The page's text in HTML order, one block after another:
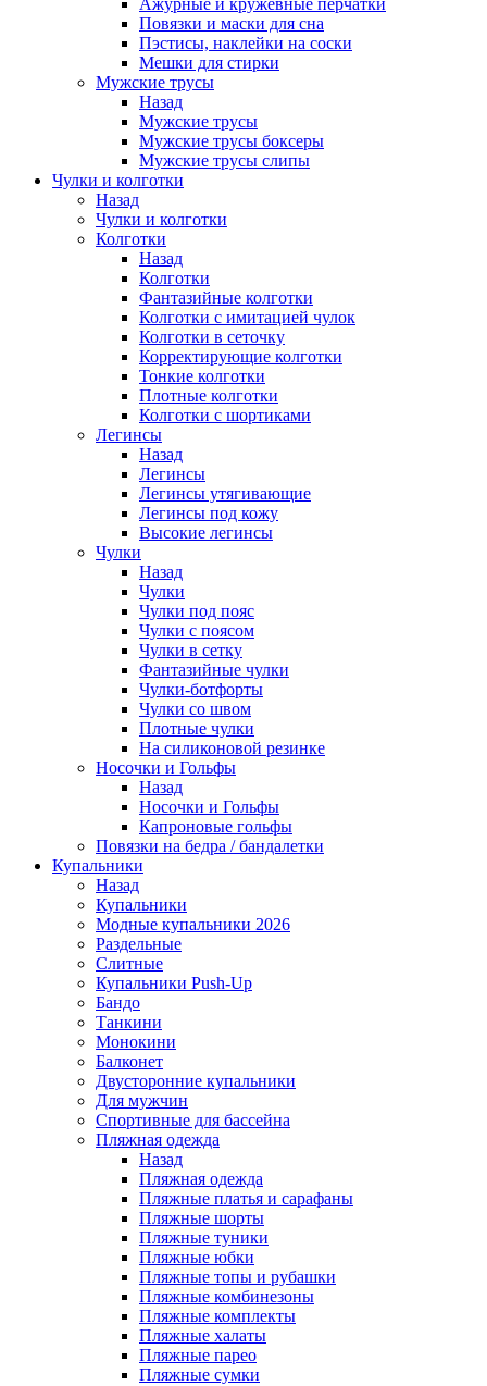
Ажурные и кружевные перчатки
Повязки и маски для сна
Пэстисы, наклейки на соски
Мешки для стирки
Мужские трусы
Назад
Мужские трусы
Мужские трусы боксеры
Мужские трусы слипы
Чулки и колготки
Назад
Чулки и колготки
Колготки
Назад
Колготки
Фантазийные колготки
Колготки с имитацией чулок
Колготки в сеточку
Корректирующие колготки
Тонкие колготки
Плотные колготки
Колготки с шортиками
Легинсы
Назад
Легинсы
Легинсы утягивающие
Легинсы под кожу
Высокие легинсы
Чулки
Назад
Чулки
Чулки под пояс
Чулки с поясом
Чулки в сетку
Фантазийные чулки
Чулки-ботфорты
Чулки со швом
Плотные чулки
На силиконовой резинке
Носочки и Гольфы
Назад
Носочки и Гольфы
Капроновые гольфы
Повязки на бедра / бандалетки
Купальники
Назад
Купальники
Модные купальники 2026
Раздельные
Слитные
Купальники Push-Up
Бандо
Танкини
Монокини
Балконет
Двусторонние купальники
Для мужчин
Спортивные для бассейна
Пляжная одежда
Назад
Пляжная одежда
Пляжные платья и сарафаны
Пляжные шорты
Пляжные туники
Пляжные юбки
Пляжные топы и рубашки
Пляжные комбинезоны
Пляжные комплекты
Пляжные халаты
Пляжные парео
Пляжные сумки